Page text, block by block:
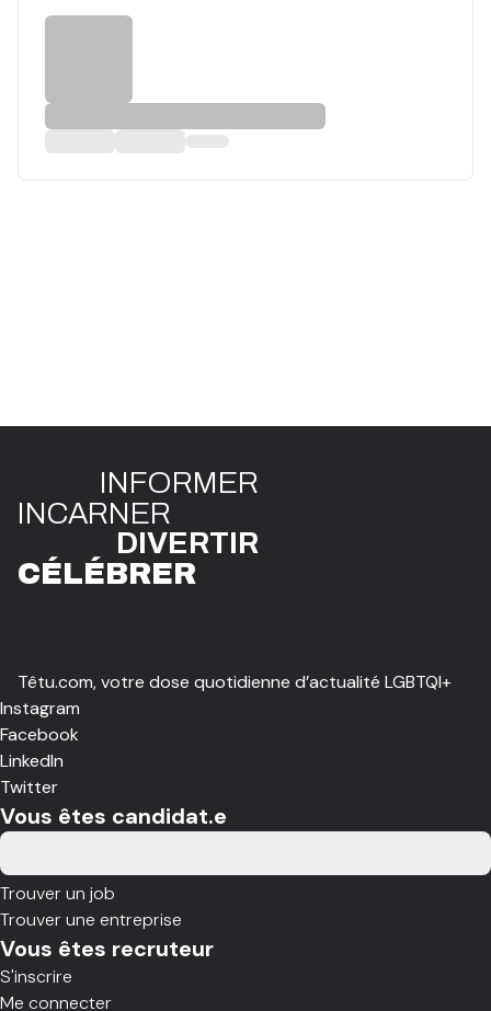
INFORMER
INCARNER
DIVERTIR
CÉLÉBRER
Têtu.com, votre dose quotidienne d’actualité LGBTQI+
Instagram
Facebook
LinkedIn
Twitter
Vous êtes candidat.e
Trouver un job
Trouver une entreprise
Vous êtes recruteur
S'inscrire
Me connecter